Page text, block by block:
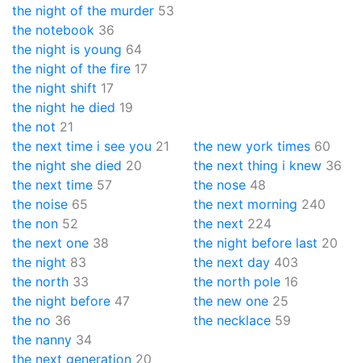
the night of the murder 53
the notebook 36
the night is young 64
the night of the fire 17
the night shift 17
the night he died 19
the not 21
the next time i see you 21
the night she died 20
the next time 57
the noise 65
the non 52
the next one 38
the night 83
the north 33
the night before 47
the no 36
the new york times 60
the next thing i knew 36
the nose 48
the next morning 240
the next 224
the night before last 20
the next day 403
the north pole 16
the new one 25
the necklace 59
the nanny 34
the next generation 20